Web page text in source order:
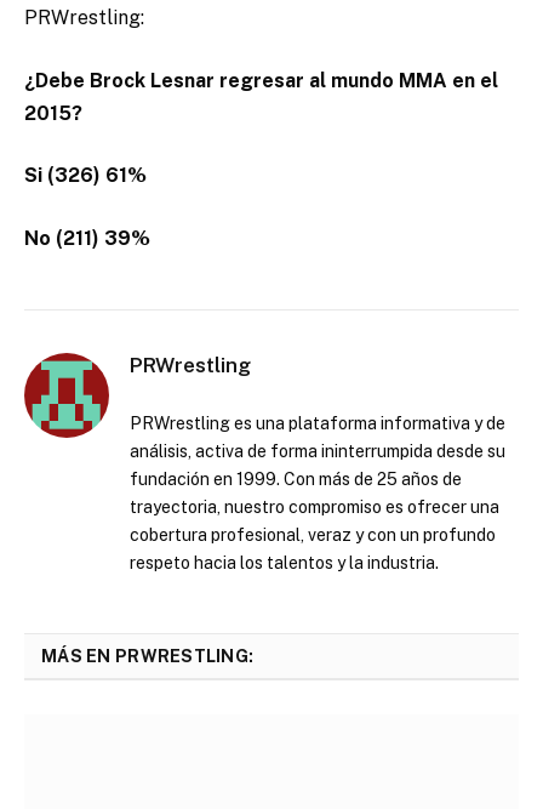
PRWrestling:
¿Debe Brock Lesnar regresar al mundo MMA en el
2015?
Si (326) 61%
No (211) 39%
PRWrestling
PRWrestling es una plataforma informativa y de
análisis, activa de forma ininterrumpida desde su
fundación en 1999. Con más de 25 años de
trayectoria, nuestro compromiso es ofrecer una
cobertura profesional, veraz y con un profundo
respeto hacia los talentos y la industria.
MÁS EN PRWRESTLING: